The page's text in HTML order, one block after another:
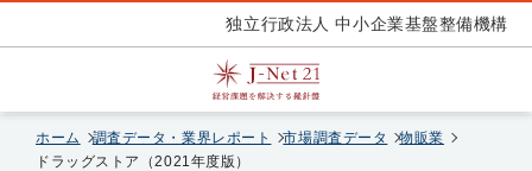
独立行政法人 中小企業基盤整備機構
ホーム 調査データ・業界レポート 市場調査データ
物販業
ドラッグストア（2021年度版）